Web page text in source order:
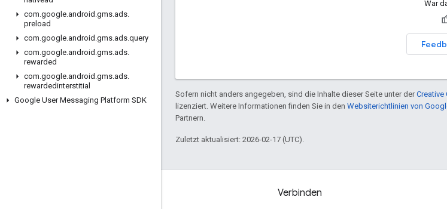
com.google.android .gms.ads.
preload
com.google.android .gms.ads.query
com.google.android .gms.ads.
rewarded
com.google.android .gms.ads.
rewardedinterstitial
Google User Messaging Platform SDK
War
Sofern nicht anders angegeben, sind die Inhalte dieser Seite unter der
lizenziert. Weitere Informationen finden Sie in den Websiterichtlinien von
Partnern.
Zuletzt aktualisiert: 2026-02-17 (UTC).
Verbinden